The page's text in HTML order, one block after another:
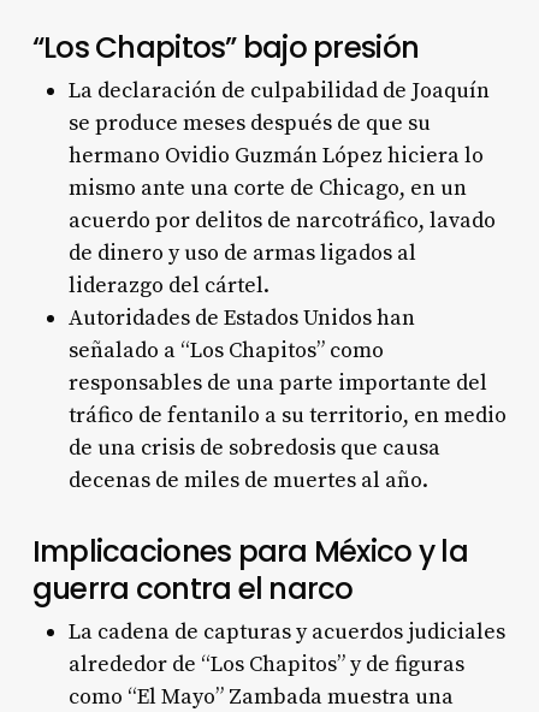
“Los Chapitos” bajo presión
La declaración de culpabilidad de Joaquín
se produce meses después de que su
hermano Ovidio Guzmán López hiciera lo
mismo ante una corte de Chicago, en un
acuerdo por delitos de narcotráfico, lavado
de dinero y uso de armas ligados al
liderazgo del cártel.
Autoridades de Estados Unidos han
señalado a “Los Chapitos” como
responsables de una parte importante del
tráfico de fentanilo a su territorio, en medio
de una crisis de sobredosis que causa
decenas de miles de muertes al año.
Implicaciones para México y la
guerra contra el narco
La cadena de capturas y acuerdos judiciales
alrededor de “Los Chapitos” y de figuras
como “El Mayo” Zambada muestra una